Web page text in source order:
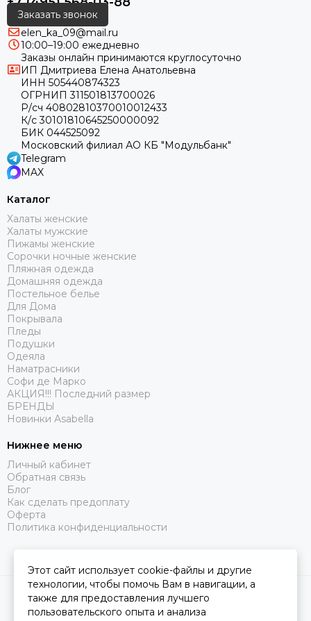
Заказать звонок
elen_ka_09@mail.ru
10:00–19:00 ежедневно
Заказы онлайн принимаются круглосуточно
ИП Дмитриева Елена Анатольевна
ИНН 505440874323
ОГРНИП 311501813700026
Р/сч 40802810370010012433
К/с 30101810645250000092
БИК 044525092
Московский филиал АО КБ "Модульбанк"
Telegram
MAX
Каталог
Халаты женские
Халаты мужские
Пижамы женские
Сорочки ночные женские
Пляжная одежда
Домашняя одежда
Постельное белье
Для Дома
Покрывала
Пледы
Подушки
Одеяла
Наматрасники
Софи де Марко
АКЦИЯ!!! Последний размер
БРЕНДЫ
Новинки Asabella
Нижнее меню
Личный кабинет
Обратная связь
Блог
Как сделать предоплату
Оферта
Политика конфиденциальности
2026 © Царство Сна.Карта сайта
Этот сайт использует cookie-файлы и другие
технологии, чтобы помочь Вам в навигации, а
также для предоставления лучшего
пользовательского опыта и анализа